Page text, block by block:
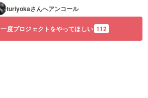
turiyokaさんへアンコール
度プロジェクトをやってほしい 112